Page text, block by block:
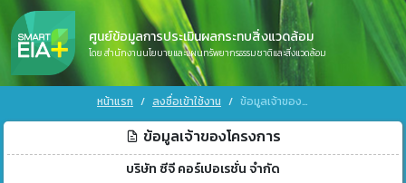
ศูนย์ข้อมูลการประเมินผลกระทบสิ่งแวดล้อม
โดย สำนักงานนโยบายและแผนทรัพยากรธรรมชาติและสิ่งแวดล้อม
หน้าแรก ลงชื่อเข้าใช้งาน ข้อมูลเจ้าของโครงการ
ข้อมูลเจ้าของโครงการ
บริษัท ซีจี คอร์เปอเรชั่น จำกัด